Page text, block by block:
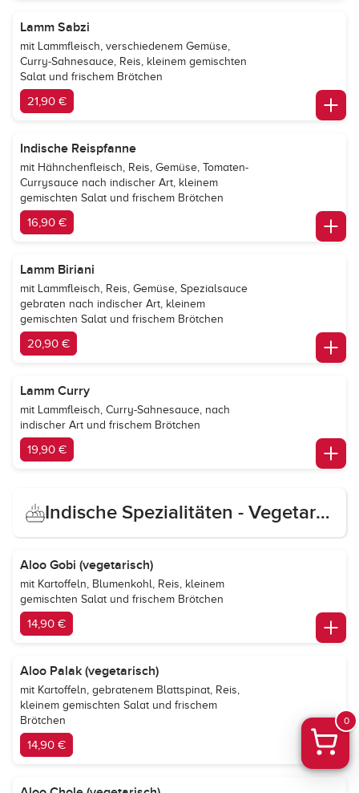
Lamm Sabzi
mit Lammfleisch, verschiedenem Gemüse,
Curry-Sahnesauce, Reis, kleinem gemischten
Salat und frischem Brötchen
21,90 €
Indische Reispfanne
mit Hähnchenfleisch, Reis, Gemüse, Tomaten-
Currysauce nach indischer Art, kleinem
gemischten Salat und frischem Brötchen
16,90 €
Lamm Biriani
mit Lammfleisch, Reis, Gemüse, Spezialsauce
gebraten nach indischer Art, kleinem
gemischten Salat und frischem Brötchen
20,90 €
Lamm Curry
mit Lammfleisch, Curry-Sahnesauce, nach
indischer Art und frischem Brötchen
19,90 €
Indische Spezialitäten - Vegetarisch
Aloo Gobi (vegetarisch)
mit Kartoffeln, Blumenkohl, Reis, kleinem
gemischten Salat und frischem Brötchen
14,90 €
Aloo Palak (vegetarisch)
mit Kartoffeln, gebratenem Blattspinat, Reis,
kleinem gemischten Salat und frischem
Brötchen
14,90 €
0